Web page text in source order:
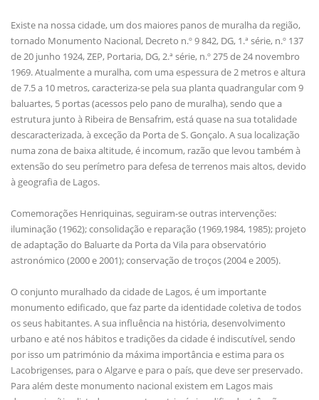
Existe na nossa cidade, um dos maiores panos de muralha da região,
tornado Monumento Nacional, Decreto n.º 9 842, DG, 1.ª série, n.º 137
de 20 junho 1924, ZEP, Portaria, DG, 2.ª série, n.º 275 de 24 novembro
1969. Atualmente a muralha, com uma espessura de 2 metros e altura
de 7.5 a 10 metros, caracteriza-se pela sua planta quadrangular com 9
baluartes, 5 portas (acessos pelo pano de muralha), sendo que a
estrutura junto à Ribeira de Bensafrim, está quase na sua totalidade
descaracterizada, à exceção da Porta de S. Gonçalo. A sua localização
numa zona de baixa altitude, é incomum, razão que levou também à
extensão do seu perímetro para defesa de terrenos mais altos, devido
à geografia de Lagos.
Comemorações Henriquinas, seguiram-se outras intervenções:
iluminação (1962); consolidação e reparação (1969,1984, 1985); projeto
de adaptação do Baluarte da Porta da Vila para observatório
astronómico (2000 e 2001); conservação de troços (2004 e 2005).
O conjunto muralhado da cidade de Lagos, é um importante
monumento edificado, que faz parte da identidade coletiva de todos
os seus habitantes. A sua influência na história, desenvolvimento
urbano e até nos hábitos e tradições da cidade é indiscutível, sendo
por isso um património da máxima importância e estima para os
Lacobrigenses, para o Algarve e para o país, que deve ser preservado.
Para além deste monumento nacional existem em Lagos mais